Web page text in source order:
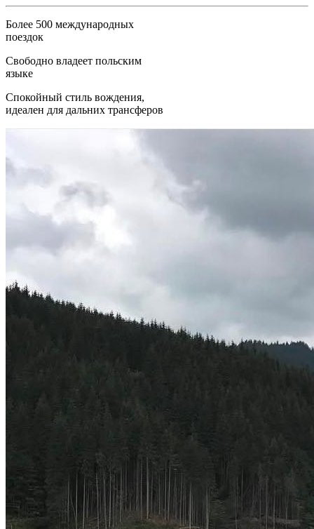
Более 500 международных
поездок
Свободно владеет польским
языке
Спокойный стиль вождения,
идеален для дальних трансферов